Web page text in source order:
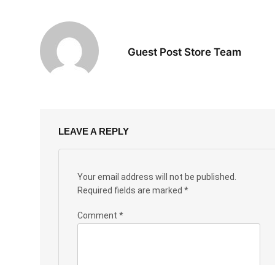
Guest Post Store Team
LEAVE A REPLY
Your email address will not be published.
Required fields are marked *
Comment *